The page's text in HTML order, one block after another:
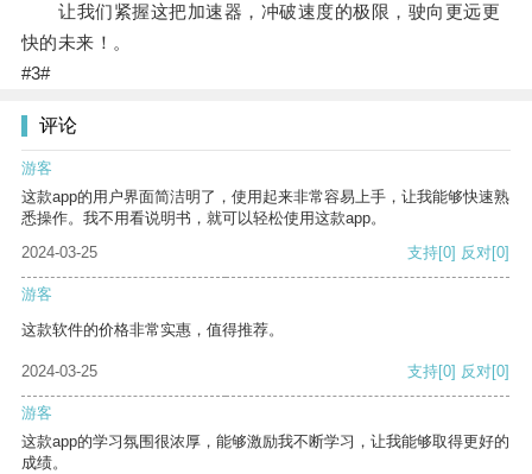
让我们紧握这把加速器，冲破速度的极限，驶向更远更
快的未来！。
#3#
评论
游客
这款app的用户界面简洁明了，使用起来非常容易上手，让我能够快速熟
悉操作。我不用看说明书，就可以轻松使用这款app。
2024-03-25
支持[0] 反对[0]
游客
这款软件的价格非常实惠，值得推荐。
2024-03-25 支持[0] 反对[0]
游客
这款app的学习氛围很浓厚，能够激励我不断学习，让我能够取得更好的
成绩。